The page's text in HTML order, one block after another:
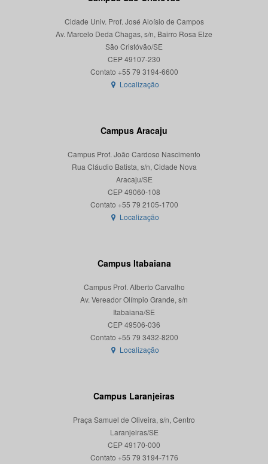
Cidade Univ. Prof. José Aloísio de Campos
Av. Marcelo Deda Chagas, s/n, Bairro Rosa Elze
São Cristóvão/SE
CEP 49107-230
Localização
Campus Aracaju
Campus Prof. João Cardoso Nascimento
Rua Cláudio Batista, s/n, Cidade Nova
Aracaju/SE
CEP 49060-108
Localização
Campus Itabaiana
Campus Prof. Alberto Carvalho
Av. Vereador Olímpio Grande, s/n
Itabaiana/SE
CEP 49506-036
Localização
Campus Laranjeiras
Praça Samuel de Oliveira, s/n, Centro
Laranjeiras/SE
CEP 49170-000